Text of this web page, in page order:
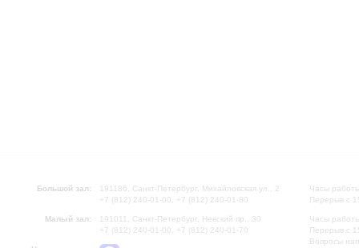
Большой зал:
191186, Санкт-Петербург, Михайловская ул., 2
+7 (812) 240-01-00, +7 (812) 240-01-80
Малый зал:
191011, Санкт-Петербург, Невский пр., 30
+7 (812) 240-01-00, +7 (812) 240-01-70
Часы
Перерыв с
Часы
Перерыв с
Вопросы